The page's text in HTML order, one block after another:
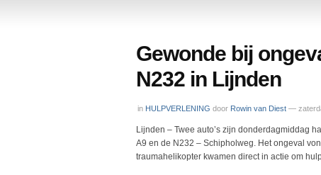
Gewonde bij
N232 in Lijnden
in HULPVERLENING door Rowin van Diest —
Lijnden – Twee auto’s zijn donderdagmiddag
A9 en de N232 – Schipholweg. Het ongeval
traumahelikopter kwamen direct in actie om